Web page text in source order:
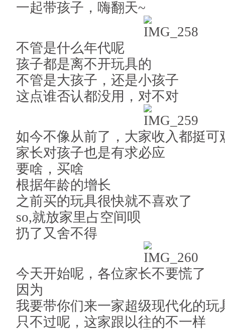
一起带孩子，嗨翻天~
不管是什么年代呢
孩子都是离不开玩具的
不管是大孩子，还是小孩子
这点谁否认都没用，对不对
如今不像从前了，大家收入都挺可
家长对孩子也是有求必应
要啥，买啥
根据年龄的增长
之前买的玩具很快就不喜欢了
so,就放家里占空间呗
扔了又舍不得
今天开始呢，各位家长不要慌了
因为
我要带你们来一家超级现代化的玩
只不过呢，这家跟以往的不一样